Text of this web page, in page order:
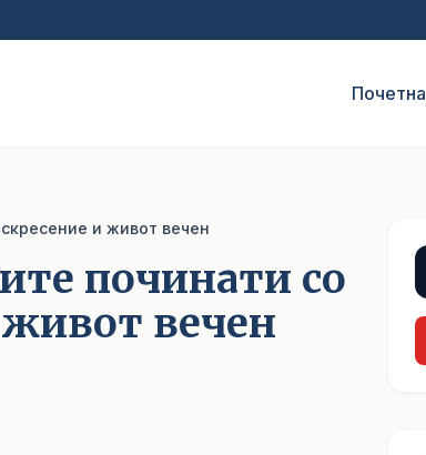
Почетна
и живот вечен
починати со
вечен